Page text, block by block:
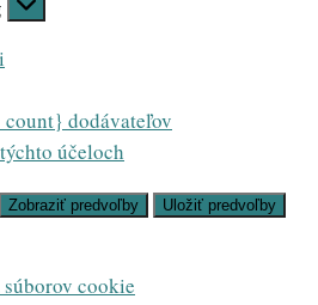
dodávateľov
účeloch
Zobraziť predvoľby Uložiť predvoľby
cookie